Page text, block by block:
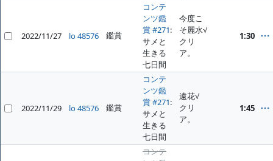
2022/11/27 lo 48576 鑑賞
コンテ
ンツ鑑
賞 #271:
サメと
生きる
七日間
今度こ
そ麗水√
クリ
ア。
1:30
2022/11/29 lo 48576 鑑賞
コンテ
ンツ鑑
賞 #271:
サメと
生きる
七日間
遠花√
クリ
ア。
1:45
コンテ